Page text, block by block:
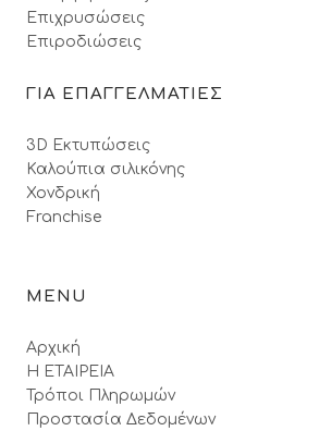
Επιχρυσώσεις
Επιροδιώσεις
ΓΙΑ ΕΠΑΓΓΕΛΜΑΤΙΕΣ
3D Εκτυπώσεις
Καλούπια σιλικόνης
Χονδρική
Franchise
MENU
Αρχική
Η ΕΤΑΙΡΕΙΑ
Τρόποι Πληρωμών
Προστασία Δεδομένων